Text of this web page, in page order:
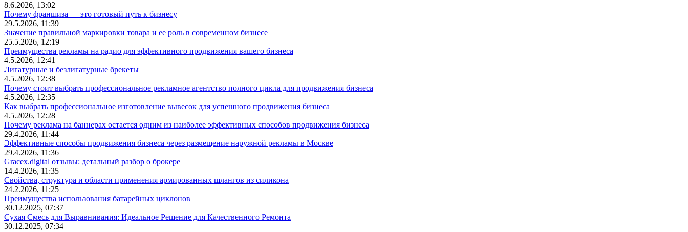
8.6.2026, 13:02
Почему франшиза — это готовый путь к бизнесу
29.5.2026, 11:39
Значение правильной маркировки товара и ее роль в современном бизнесе
25.5.2026, 12:19
Преимущества рекламы на радио для эффективного продвижения вашего бизнеса
4.5.2026, 12:41
Лигатурные и безлигатурные брекеты
4.5.2026, 12:38
Почему стоит выбрать профессиональное рекламное агентство полного цикла для продвижения бизнеса
4.5.2026, 12:35
Как выбрать профессиональное изготовление вывесок для успешного продвижения бизнеса
4.5.2026, 12:28
Почему реклама на баннерах остается одним из наиболее эффективных способов продвижения бизнеса
29.4.2026, 11:44
Эффективные способы продвижения бизнеса через размещение наружной рекламы в Москве
29.4.2026, 11:36
Gracex.digital отзывы: детальный разбор о брокере
14.4.2026, 11:35
Свойства, структура и области применения армированных шлангов из силикона
24.2.2026, 11:25
Преимущества использования батарейных циклонов
30.12.2025, 07:37
Сухая Смесь для Выравнивания: Идеальное Решение для Качественного Ремонта
30.12.2025, 07:34